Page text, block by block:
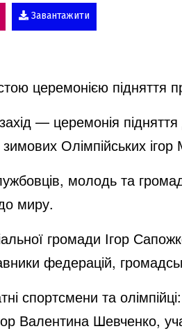
Завантажити
церемонією підняття
— церемонія
Олімпійських
молодь та
миру.
громади Ігор
федерацій,
спортсмени та
Валентина Шевченко,